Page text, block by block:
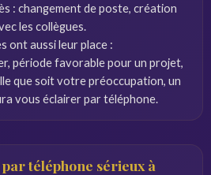
: changement de poste, création
les collègues.
ont aussi leur place :
période favorable pour un projet,
que soit votre préoccupation, un
vous éclairer par téléphone.
téléphone sérieux à